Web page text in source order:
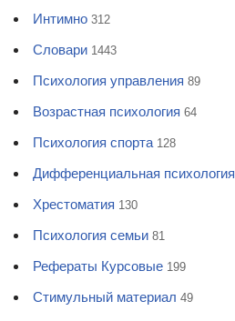
Интимно 312
Словари 1443
Психология управления 89
Возрастная психология 64
Психология спорта 128
Дифференциальная психология
Хрестоматия 130
Психология семьи 81
Рефераты Курсовые 199
Стимульный материал 49